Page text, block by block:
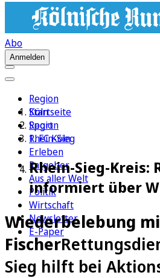
Abo
Anmelden
Region
Köln
Sport
1. FC Köln
Erleben
Ratgeber
Aus aller Welt
Politik
Wirtschaft
Newsletter
E-Paper
Startseite
Region
Rhein-Sieg
Rhein-Sieg-Kreis:
informiert über
Wiederbelebung
Fischer
Sieg hilft bei